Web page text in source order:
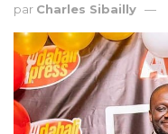
par Charles Sibailly